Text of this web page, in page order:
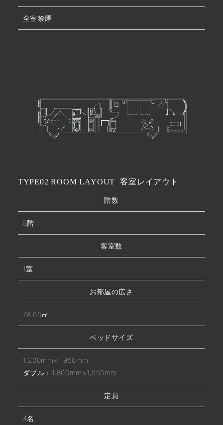
全室禁煙
TYPE02 ROOM LAYOUT 客室レイアウト
階数
8階
客室数
1室
お部屋の広さ
78.05㎡
ベッドサイズ
1,200mm×1,950mm
ダブル：1,800mm×1,950mm
定員
4名